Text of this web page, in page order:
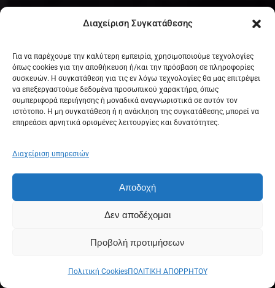
Διαχείριση Συγκατάθεσης
Για να παρέχουμε την καλύτερη εμπειρία, χρησιμοποιούμε τεχνολογίες
όπως cookies για την αποθήκευση ή/και την πρόσβαση σε πληροφορίες
συσκευών. Η συγκατάθεση για τις εν λόγω τεχνολογίες θα μας επιτρέψει
να επεξεργαστούμε δεδομένα προσωπικού χαρακτήρα, όπως
συμπεριφορά περιήγησης ή μοναδικά αναγνωριστικά σε αυτόν τον
ιστότοπο. Η μη συγκατάθεση ή η ανάκληση της συγκατάθεσης, μπορεί να
επηρεάσει αρνητικά ορισμένες λειτουργίες και δυνατότητες.
Διαχείριση υπηρεσιών
Αποδοχή
Δεν αποδέχομαι
Προβολή προτιμήσεων
Πολιτική CookiesΠΟΛΙΤΙΚΗ ΑΠΟΡΡΗΤΟΥ